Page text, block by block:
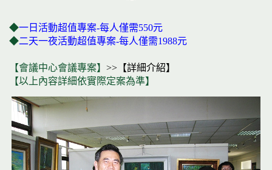
◆一日活動超值專案-每人僅需550元
◆二天一夜活動超值專案-每人僅需1988元
【會議中心會議專案】 >>【詳細介紹】
【以上內容詳細依實際定案為準】